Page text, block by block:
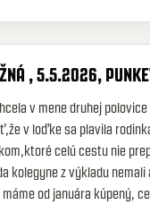
, 5.5.2026,
v mene druhej
v loďke sa plavila
celú cestu nie
kolegyne z výkladu nemali
od januára kúpený,